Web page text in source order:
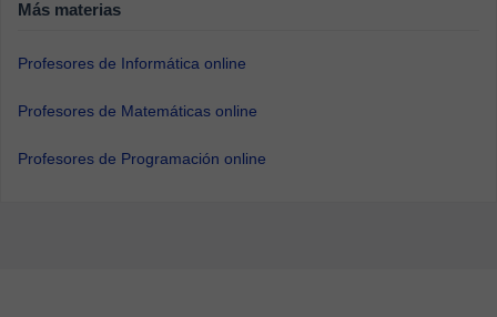
Más materias
Profesores de Informática online
Profesores de Matemáticas online
Profesores de Programación online